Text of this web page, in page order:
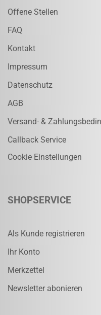
Offene Stellen
FAQ
Kontakt
Impressum
Datenschutz
AGB
Versand- &
Callback Service
Cookie Einstellungen
SHOPSERVICE
Als Kunde registrieren
Ihr Konto
Merkzettel
Newsletter abonieren